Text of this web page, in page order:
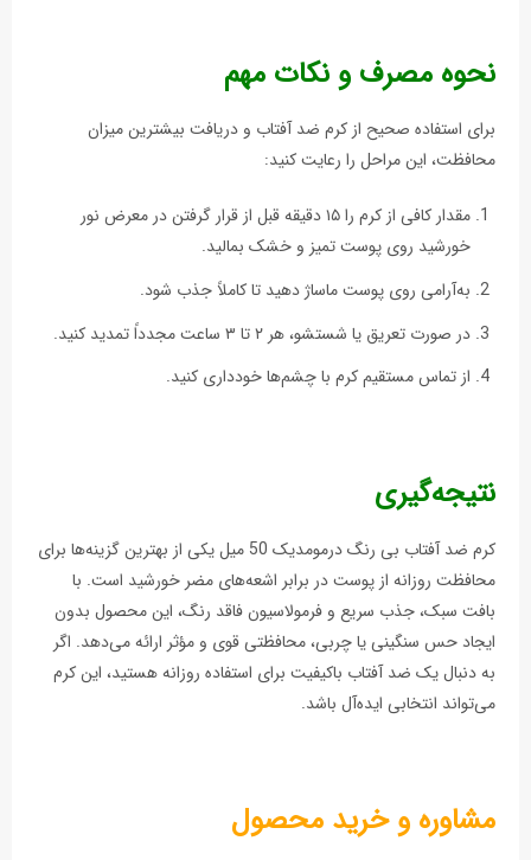
نحوه مصرف و نکات مهم
برای استفاده صحیح از کرم ضد آفتاب و دریافت بیشترین میزان
محافظت، این مراحل را رعایت کنید:
مقدار کافی از کرم را ۱۵ دقیقه قبل از قرار گرفتن در معرض نور
خورشید روی پوست تمیز و خشک بمالید.
به‌آرامی روی پوست ماساژ دهید تا کاملاً جذب شود.
در صورت تعریق یا شستشو، هر ۲ تا ۳ ساعت مجدداً تمدید کنید.
از تماس مستقیم کرم با چشم‌ها خودداری کنید.
نتیجه‌گیری
کرم ضد آفتاب بی رنگ درمومدیک 50 میل یکی از بهترین گزینه‌ها برای
محافظت روزانه از پوست در برابر اشعه‌های مضر خورشید است. با
بافت سبک، جذب سریع و فرمولاسیون فاقد رنگ، این محصول بدون
ایجاد حس سنگینی یا چربی، محافظتی قوی و مؤثر ارائه می‌دهد. اگر
به دنبال یک ضد آفتاب باکیفیت برای استفاده روزانه هستید، این کرم
می‌تواند انتخابی ایده‌آل باشد.
مشاوره و خرید محصول